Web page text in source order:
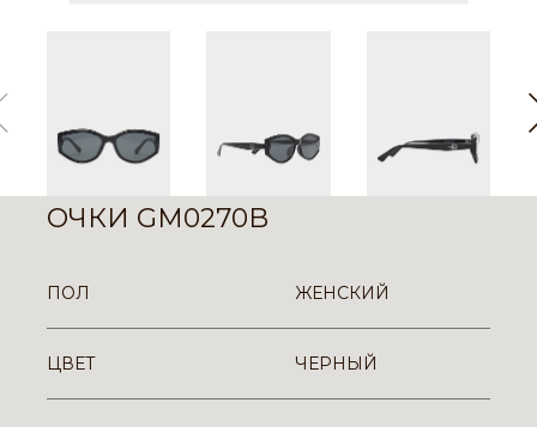
ОЧКИ GM0270B
ПОЛ ЖЕНСКИЙ
ЦВЕТ ЧЕРНЫЙ